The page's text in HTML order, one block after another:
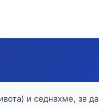
и седнахме, за да